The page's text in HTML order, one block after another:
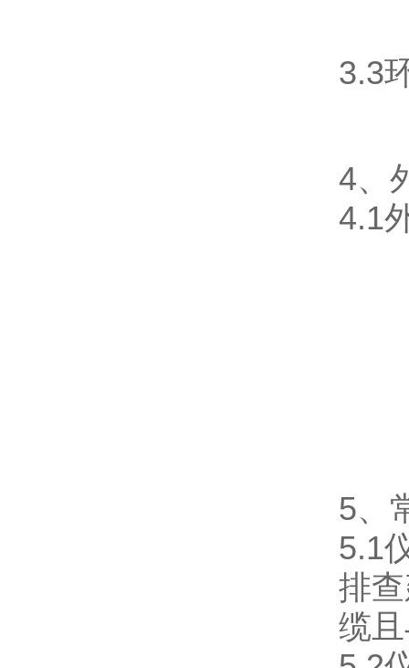
3.3
4、
4.1
5、
5.1
排
缆